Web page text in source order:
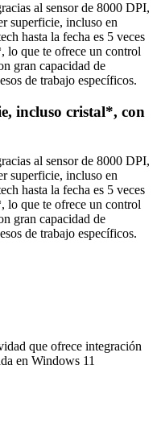
al sensor de 8000 DPI,
superficie, incluso en
hasta la fecha es 5 veces
lo que te ofrece un control
gran capacidad de
de trabajo específicos.
incluso cristal*, con
al sensor de 8000 DPI,
superficie, incluso en
hasta la fecha es 5 veces
lo que te ofrece un control
gran capacidad de
de trabajo específicos.
que ofrece integración
en Windows 11